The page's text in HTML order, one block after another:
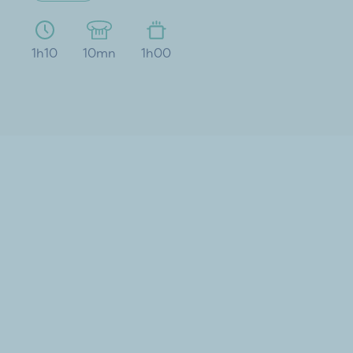
1h10 10mn 1h00